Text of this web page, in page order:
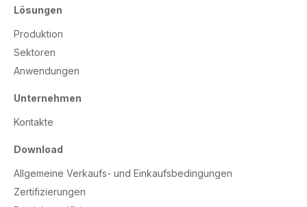
Lösungen
Produktion
Sektoren
Anwendungen
Unternehmen
Kontakte
Download
Allgemeine Verkaufs- und Einkaufsbedingungen
Zertifizierungen